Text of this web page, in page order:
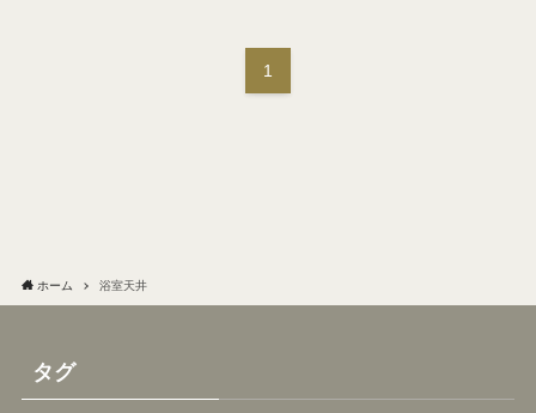
1
ホーム 浴室天井
タグ